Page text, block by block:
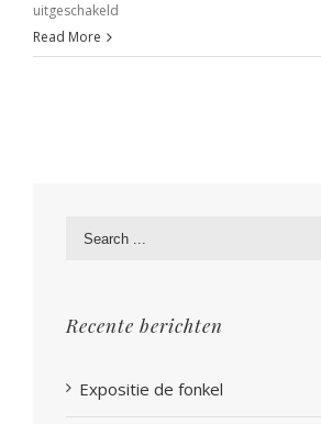
uitgeschakeld
maakt
Read More
Recente berichten
Expositie de fonkel